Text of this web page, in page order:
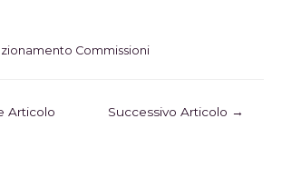
Commissioni
Articolo Successivo Articolo →